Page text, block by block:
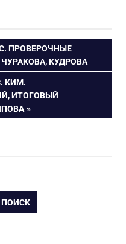
ПРОВЕРОЧНЫЕ
КУДРОВА
КИМ.
ИТОГОВЫЙ
ПОИСК